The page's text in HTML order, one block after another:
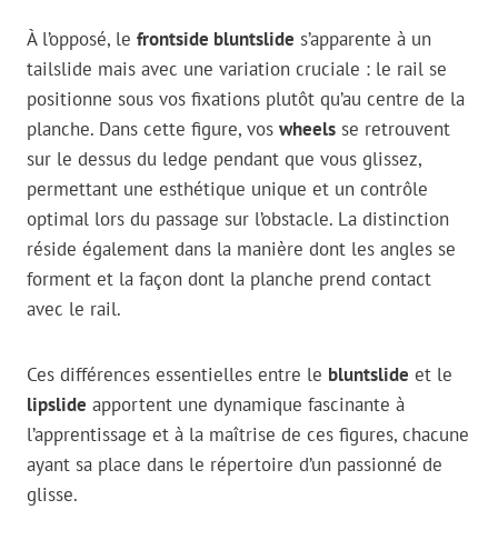
À l’opposé, le frontside bluntslide s’apparente à un
tailslide mais avec une variation cruciale : le rail se
positionne sous vos fixations plutôt qu’au centre de la
planche. Dans cette figure, vos wheels se retrouvent
sur le dessus du ledge pendant que vous glissez,
permettant une esthétique unique et un contrôle
optimal lors du passage sur l’obstacle. La distinction
réside également dans la manière dont les angles se
forment et la façon dont la planche prend contact
avec le rail.
Ces différences essentielles entre le bluntslide et le
lipslide apportent une dynamique fascinante à
l’apprentissage et à la maîtrise de ces figures, chacune
ayant sa place dans le répertoire d’un passionné de
glisse.